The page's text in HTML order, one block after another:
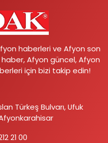
haberleri ve Afyon son
Afyon güncel, Afyon
için bizi takip edin!
Türkeş Bulvarı, Ufuk
21 00